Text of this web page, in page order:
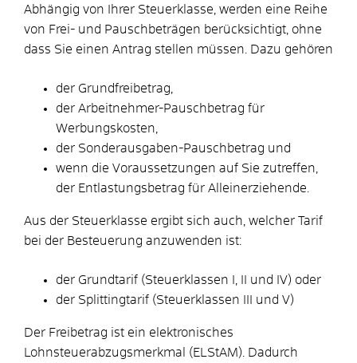
Abhängig von Ihrer Steuerklasse, werden eine Reihe
von Frei- und Pauschbeträgen berücksichtigt, ohne
dass Sie einen Antrag stellen müssen. Dazu gehören
der Grundfreibetrag,
der Arbeitnehmer-Pauschbetrag für
Werbungskosten,
der Sonderausgaben-Pauschbetrag und
wenn die Voraussetzungen auf Sie zutreffen,
der Entlastungsbetrag für Alleinerziehende.
Aus der Steuerklasse ergibt sich auch, welcher Tarif
bei der Besteuerung anzuwenden ist:
der Grundtarif (Steuerklassen I, II und IV) oder
der Splittingtarif (Steuerklassen III und V)
Der Freibetrag ist ein elektronisches
Lohnsteuerabzugsmerkmal (ELStAM). Dadurch